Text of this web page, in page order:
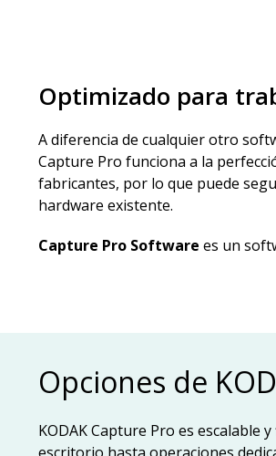
Optimizado para
A diferencia de cualquier otro
Capture Pro funciona a la
fabricantes, por lo que puede
hardware existente.
Capture Pro Software es un
Opciones de
KODAK Capture Pro es escalable